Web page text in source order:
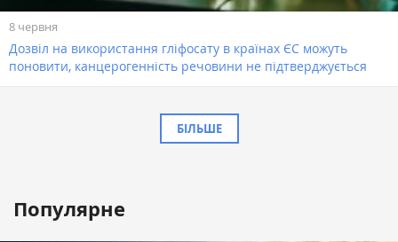
8 червня
Дозвіл на використання гліфосату в країнах ЄС можуть
поновити, канцерогенність речовини не підтверджується
БІЛЬШЕ
Популярне